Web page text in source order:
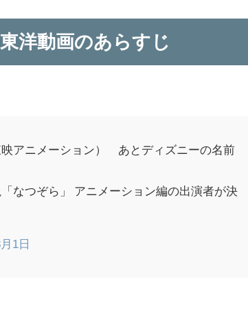
洋動画のあらすじ
アニメーション） あとディズニーの名前
なつぞら」 アニメーション編の出演者が決
1日